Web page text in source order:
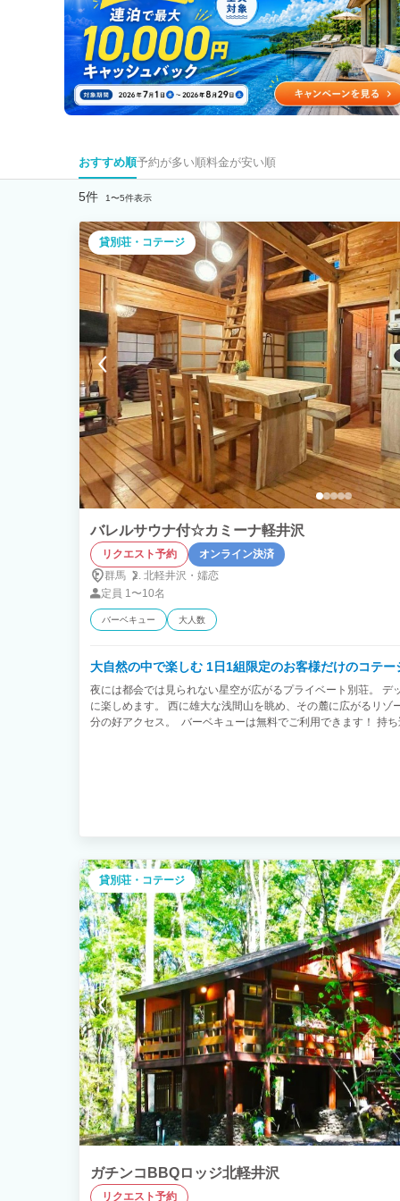
おすすめ順予約が多い順料金が安い順
5件 1〜5件表示
貸別荘・コテージ
バレルサウナ付☆カミーナ軽井沢
リクエスト予約
オンライン決済
群馬
北軽井沢・ 嬬恋
定員 1〜10名
バーベキュー 大人数
大自然の中で楽しむ 1日1組限定のお客様だけのコテー
夜には都会では見られない星空が広がるプライベート別荘。 デ
に楽しめます。 西に雄大な浅間山を眺め、その麓に広がるリゾ
分の好アクセス。 バーベキューは無料でご利用できます！ 持
貸別荘・コテージ
ガチンコBBQロッジ北軽井沢
リクエスト予約